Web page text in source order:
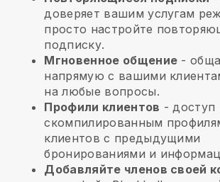
доверяет вашим услугам
просто настройте
подписку.
Мгновенное общение -
напрямую с вашими
на любые вопросы.
Профили клиентов - доступ
скомпилированным
клиентов с предыдущими
бронированиями и
Добавляйте членов своей